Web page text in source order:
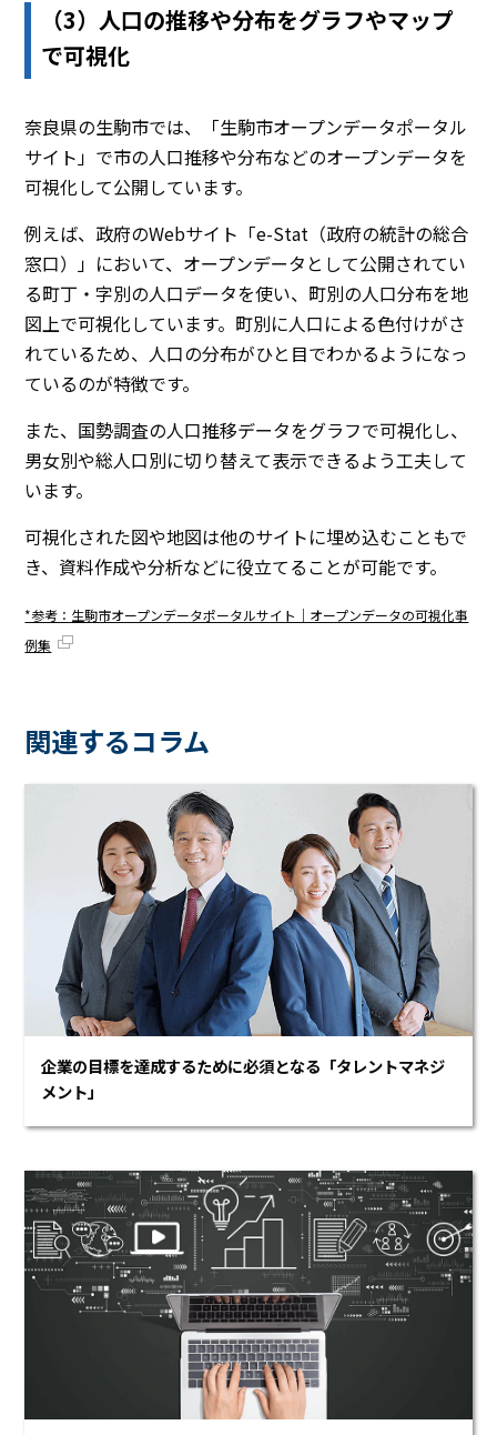
（3）人口の推移や分布をグラフやマップ
で可視化
奈良県の生駒市では、「生駒市オープンデータポータル
サイト」で市の人口推移や分布などのオープンデータを
可視化して公開しています。
例えば、政府のWebサイト「e-Stat（政府の統計の総合
窓口）」において、オープンデータとして公開されてい
る町丁・字別の人口データを使い、町別の人口分布を地
図上で可視化しています。町別に人口による色付けがさ
れているため、人口の分布がひと目でわかるようになっ
ているのが特徴です。
また、国勢調査の人口推移データをグラフで可視化し、
男女別や総人口別に切り替えて表示できるよう工夫して
います。
可視化された図や地図は他のサイトに埋め込むこともで
き、資料作成や分析などに役立てることが可能です。
*参考：生駒市オープンデータポータルサイト｜オープンデータの可視化事
例集
関連するコラム
企業の目標を達成するために必須となる「タレントマネジ
メント」